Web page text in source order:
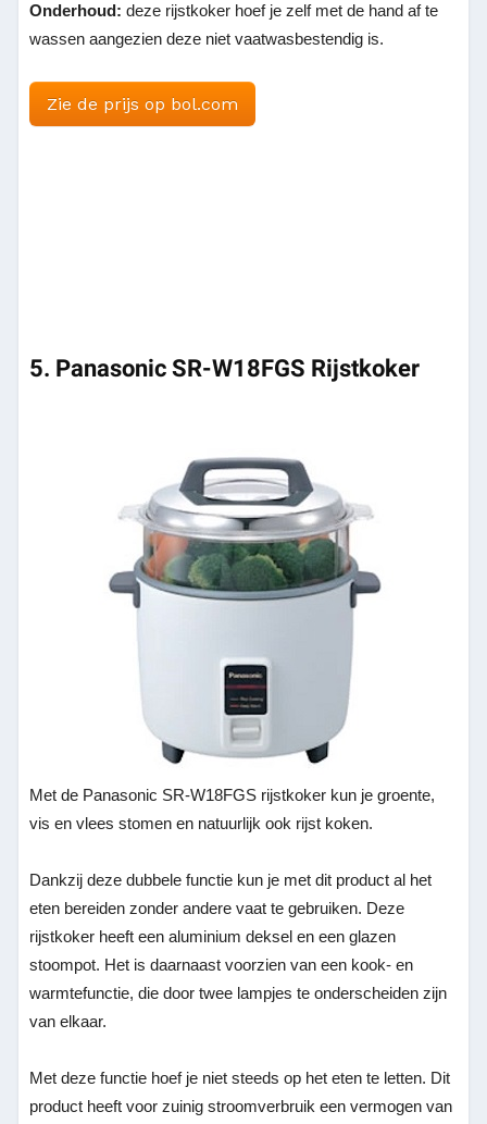
Onderhoud:deze rijstkoker hoef je zelf met de hand af te
wassen aangezien deze niet vaatwasbestendig is.
Zie de prijs op bol.com
5. Panasonic SR-W18FGS Rijstkoker
Met de Panasonic SR-W18FGS rijstkoker kun je groente,
vis en vlees stomen en natuurlijk ook rijst koken.
Dankzij deze dubbele functie kun je met dit product al het
eten bereiden zonder andere vaat te gebruiken. Deze
rijstkoker heeft een aluminium deksel en een glazen
stoompot. Het is daarnaast voorzien van een kook- en
warmtefunctie, die door twee lampjes te onderscheiden zijn
van elkaar.
Met deze functie hoef je niet steeds op het eten te letten. Dit
product heeft voor zuinig stroomverbruik een vermogen van